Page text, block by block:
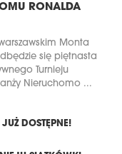
RONALDA
Monta
się piętnasta
Turnieju
Nieruchomo ...
DOSTĘPNE!